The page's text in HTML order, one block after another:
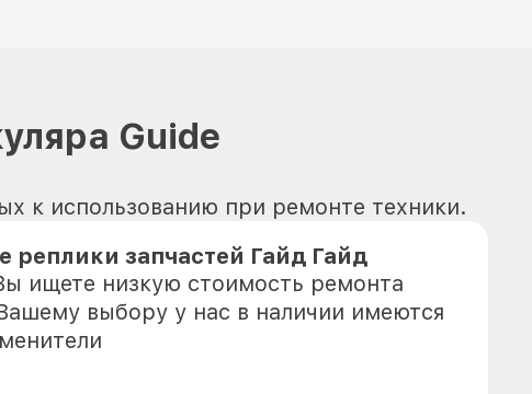
Guide
к использованию при ремонте техники.
реплики запчастей Гайд Гайд
ищете низкую стоимость ремонта
выбору у нас в наличии имеются